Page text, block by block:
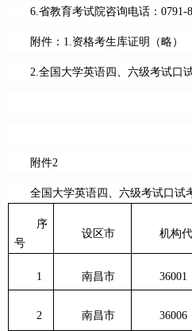
6.省教育考试院咨询电话：0791-
附件：1.资格考生库证明（略）
2.全国大学英语四、六级考试口
附件2
全国大学英语四、六级考试口试
序
号
设区市 机构
1 南昌市 36001
2 南昌市 36006